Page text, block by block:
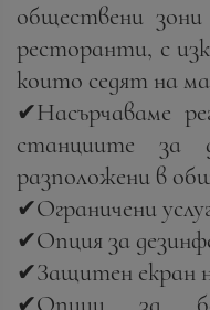
обществени
ресторанти, с
които седят на
✔Насърчаваме
станциите за
разположени в
✔Ограничени
✔Опция за
✔Защитен екран
✔Опции за